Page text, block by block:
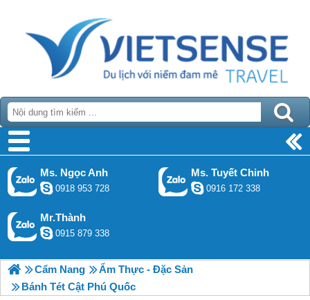
Ms. Ngọc Anh
0918 953 728
Ms. Tuyết Chinh
0916 172 338
Mr.Thành
0915 879 338
Cẩm Nang
Ẩm Thực - Đặc Sản
Bánh Tét Cật Phú Quốc